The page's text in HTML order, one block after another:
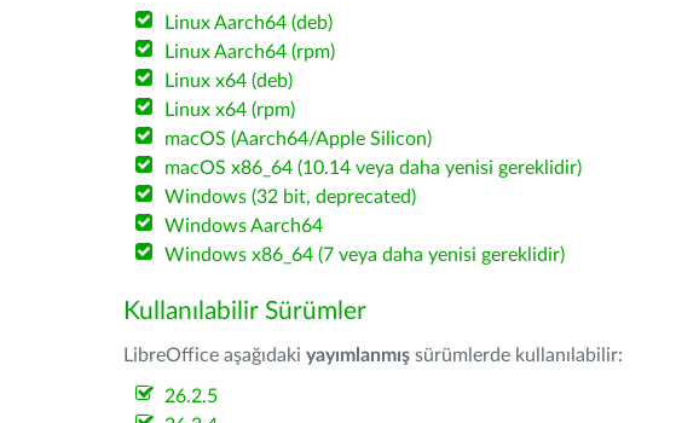
Linux Aarch64 (deb)
Linux Aarch64 (rpm)
Linux x64 (deb)
Linux x64 (rpm)
macOS (Aarch64/Apple Silicon)
macOS x86_64 (10.14 veya daha yenisi gereklidir)
Windows (32 bit, deprecated)
Windows Aarch64
Windows x86_64 (7 veya daha yenisi gereklidir)
Kullanılabilir Sürümler
LibreOffice aşağıdaki yayımlanmış sürümlerde kullanılabilir:
26.2.5